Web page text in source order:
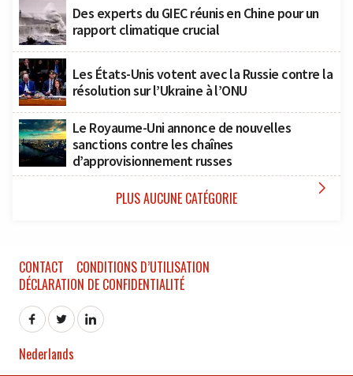
Des experts du GIEC réunis en Chine pour un
rapport climatique crucial
Les États-Unis votent avec la Russie contre la
résolution sur l’Ukraine à l’ONU
Le Royaume-Uni annonce de nouvelles
sanctions contre les chaînes
d’approvisionnement russes
PLUS AUCUNE CATÉGORIE 
CONTACT
CONDITIONS D’UTILISATION
DÉCLARATION DE CONFIDENTIALITÉ
Nederlands